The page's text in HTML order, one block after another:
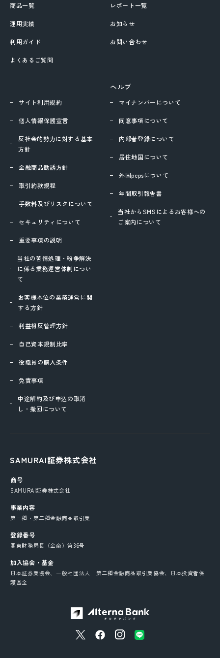
商品一覧
運用実績
利用ガイド
よくあるご質問
レポート一覧
お知らせ
お問い合わせ
ヘルプ
マイナンバーについて
同意事項について
内部者登録について
居住地国について
外国pepsについて
年間取引報告書
当社からSMSによるお客様への
ご案内について
サイト利用規約
個人情報保護宣言
反社会的勢力に対する基本
方針
金融商品勧誘方針
取引約款規程
手数料及びリスクについて
セキュリティについて
重要事項の説明
当社の苦情処理・紛争解決
に係る業務運営体制につい
て
お客様本位の業務運営に関
する方針
利益相反管理方針
自己資本規制比率
役職員の購入条件
免責事項
中途解約及び申込の取消
し・撤回について
SAMURAI証券株式会社
商号
SAMURAI証券株式会社
事業内容
第一種・第二種金融商品取引業
登録番号
関東財務局長（金商）第36号
加入協会・基金
日本証券業協会、一般社団法人 第二種金融商品取引業協会、日本投資者保
護基金